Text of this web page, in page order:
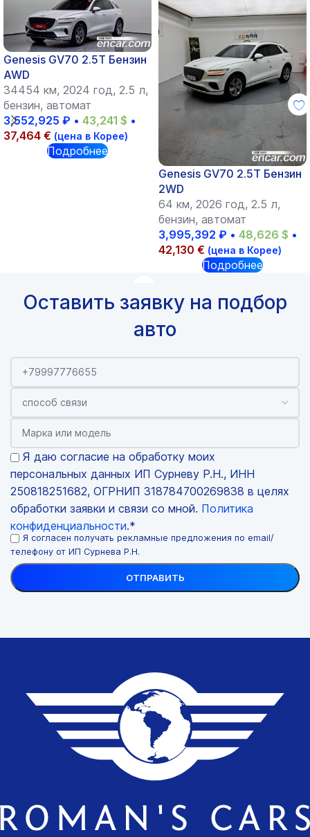
Genesis GV70 2.5T Бензин
AWD
34454 км, 2024 год, 2.5 л,
бензин, автомат
3,552,925 ₽ • 43,241 $ •
37,464 € (цена в Корее)
Подробнее
Genesis GV70 2.5T Бензин
2WD
64 км, 2026 год, 2.5 л,
бензин, автомат
3,995,392 ₽ • 48,626 $ •
42,130 € (цена в Корее)
Подробнее
Оставить заявку на подбор
авто
Я даю согласие на обработку моих
персональных данных ИП Сурневу Р.Н., ИНН
250818251682, ОГРНИП 318784700269838 в целях
обработки заявки и связи со мной. Политика
конфиденциальности.*
Я согласен получать рекламные предложения по email/
телефону от ИП Сурнева Р.Н.